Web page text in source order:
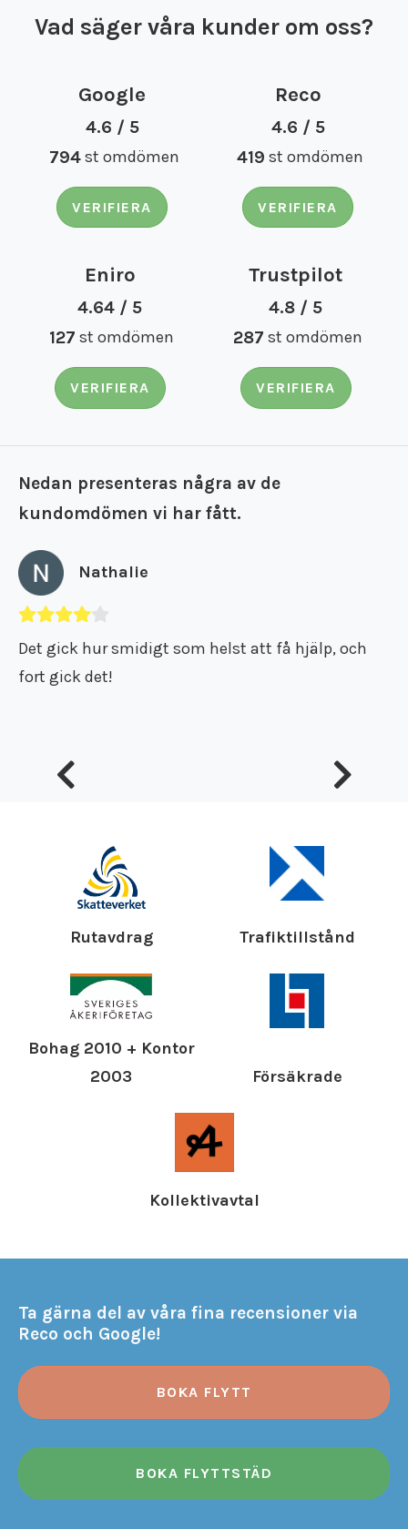
Vad säger våra kunder om oss?
Google
4.6 / 5
794 st omdömen
VERIFIERA
Reco
4.6 / 5
419 st omdömen
VERIFIERA
Eniro
4.64 / 5
127 st omdömen
VERIFIERA
Trustpilot
4.8 / 5
287 st omdömen
VERIFIERA
Nedan presenteras några av de
kundomdömen vi har fått.
Nathalie
Det gick hur smidigt som helst att få hjälp, och
fort gick det!
Rutavdrag Trafiktillstånd
Bohag 2010 + Kontor
2003
Försäkrade
Kollektivavtal
Ta gärna del av våra fina recensioner via
Reco och Google!
BOKA FLYTT
BOKA FLYTTSTÄD